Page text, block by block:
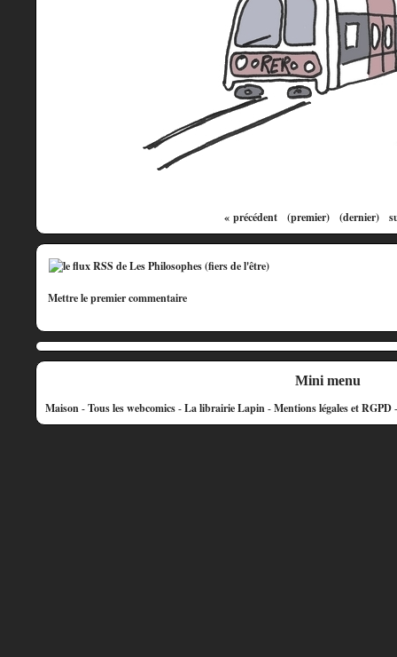
« précédent (premier) (dernier)
Mettre le premier commentaire
Mini menu
Maison-Tous les webcomics-La librairie Lapin-Mentions légales et RGPD